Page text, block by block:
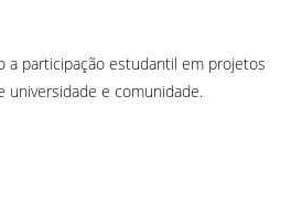
a participação estudantil em projetos
universidade e comunidade.